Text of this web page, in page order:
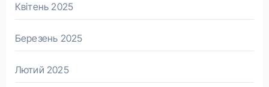
Квітень 2025
Березень 2025
Лютий 2025